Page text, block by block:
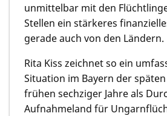
unmittelbar mit den
Stellen ein stärkeres
gerade auch von den Ländern.
Rita Kiss zeichnet so ein
Situation im Bayern der
frühen sechziger Jahre als
Aufnahmeland für